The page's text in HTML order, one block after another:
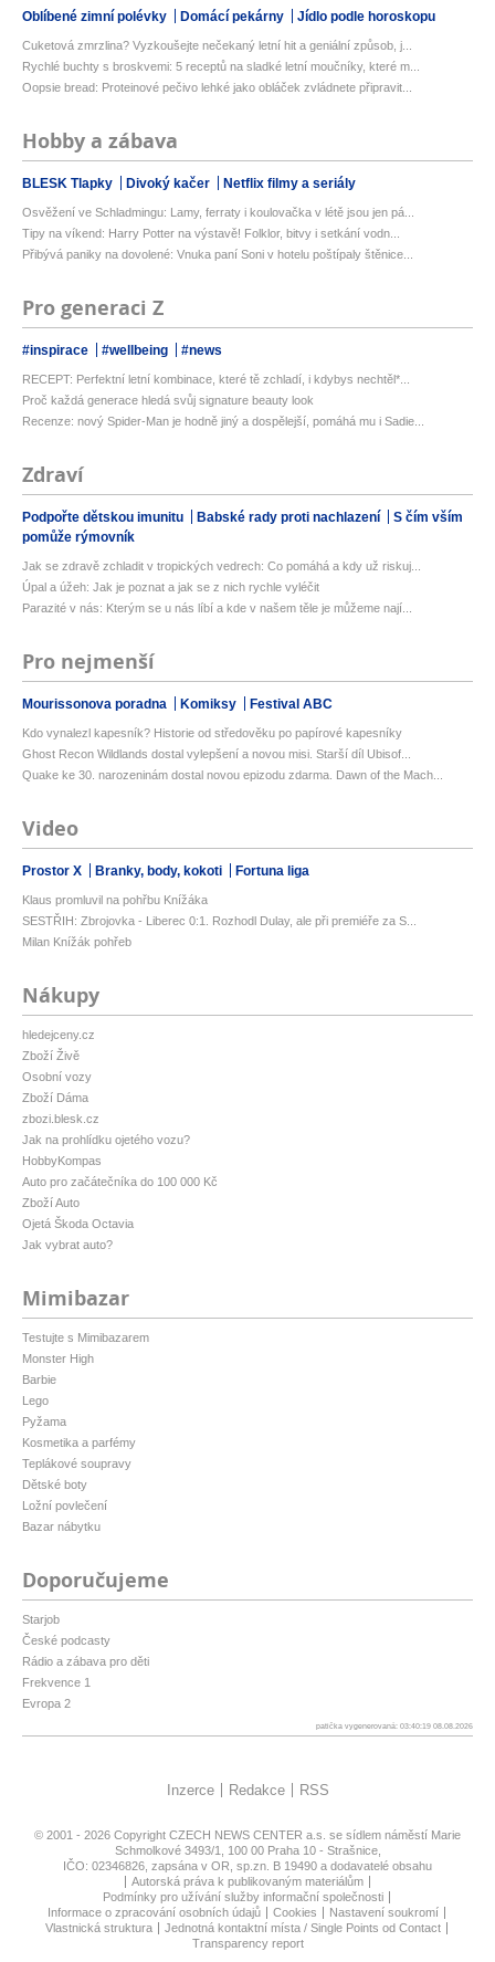
Oblíbené zimní polévky Domácí pekárny Jídlo podle horoskopu
Cuketová zmrzlina? Vyzkoušejte nečekaný letní hit a geniální způsob, j...
Rychlé buchty s broskvemi: 5 receptů na sladké letní moučníky, které m...
Oopsie bread: Proteinové pečivo lehké jako obláček zvládnete připravit...
Hobby a zábava
BLESK Tlapky Divoký kačer Netflix filmy a seriály
Osvěžení ve Schladmingu: Lamy, ferraty i koulovačka v létě jsou jen pá...
Tipy na víkend: Harry Potter na výstavě! Folklor, bitvy i setkání vodn...
Přibývá paniky na dovolené: Vnuka paní Soni v hotelu poštípaly štěnice...
Pro generaci Z
#inspirace #wellbeing #news
RECEPT: Perfektní letní kombinace, které tě zchladí, i kdybys nechtěl*...
Proč každá generace hledá svůj signature beauty look
Recenze: nový Spider-Man je hodně jiný a dospělejší, pomáhá mu i Sadie...
Zdraví
Podpořte dětskou imunitu Babské rady proti nachlazení
S čím vším
pomůže rýmovník
Jak se zdravě zchladit v tropických vedrech: Co pomáhá a kdy už riskuj...
Úpal a úžeh: Jak je poznat a jak se z nich rychle vyléčit
Parazité v nás: Kterým se u nás líbí a kde v našem těle je můžeme nají...
Pro nejmenší
Mourissonova poradna Komiksy Festival ABC
Kdo vynalezl kapesník? Historie od středověku po papírové kapesníky
Ghost Recon Wildlands dostal vylepšení a novou misi. Starší díl Ubisof...
Quake ke 30. narozeninám dostal novou epizodu zdarma. Dawn of the Mach...
Video
Prostor X Branky, body, kokoti Fortuna liga
Klaus promluvil na pohřbu Knížáka
SESTŘIH: Zbrojovka - Liberec 0:1. Rozhodl Dulay, ale při premiéře za S...
Milan Knížák pohřeb
Nákupy
hledejceny.cz
Zboží Živě
Osobní vozy
Zboží Dáma
zbozi.blesk.cz
Jak na prohlídku ojetého vozu?
HobbyKompas
Auto pro začátečníka do 100 000 Kč
Zboží Auto
Ojetá Škoda Octavia
Jak vybrat auto?
Mimibazar
Testujte s Mimibazarem
Monster High
Barbie
Lego
Pyžama
Kosmetika a parfémy
Teplákové soupravy
Dětské boty
Ložní povlečení
Bazar nábytku
Doporučujeme
Starjob
České podcasty
Rádio a zábava pro děti
Frekvence 1
Evropa 2
patička vygenerovaná: 03:40:19 08.08.2026
Inzerce Redakce RSS
© 2001 - 2026 Copyright CZECH NEWS CENTER a.s. se sídlem náměstí Marie
Schmolkové 3493/1, 100 00 Praha 10 - Strašnice,
IČO: 02346826, zapsána v OR, sp.zn. B 19490 a dodavatelé obsahu
Autorská práva k publikovaným materiálům
Podmínky pro užívání služby informační společnosti
Informace o zpracování osobních údajů
Cookies
Nastavení soukromí
Vlastnická struktura
Jednotná kontaktní místa / Single Points od Contact
Transparency report